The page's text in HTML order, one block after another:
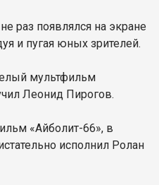
раз появлялся на экране
и пугая юных зрителей.
мультфильм
Леонид Пирогов.
«Айболит-66», в
исполнил Ролан